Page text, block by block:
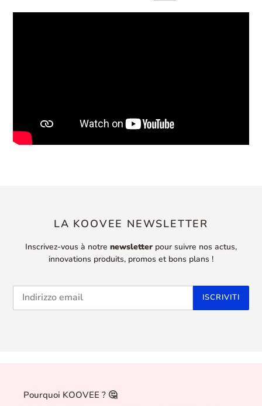
LA KOOVEE NEWSLETTER
Inscrivez-vous à notre newsletter pour suivre nos actus,
innovations produits, promos et bons plans !
ISCRIVITI
Pourquoi KOOVEE ? 🤔